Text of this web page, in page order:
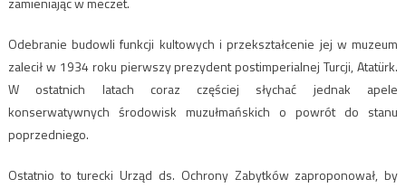
Odebranie budowli funkcji kultowych i przekształcenie jej w muzeum
zalecił w 1934 roku pierwszy prezydent postimperialnej Turcji, Atatürk.
W ostatnich latach coraz częściej słychać jednak apele
konserwatywnych środowisk muzułmańskich o powrót do stanu
poprzedniego.
Ostatnio to turecki Urząd ds. Ochrony Zabytków zaproponował, by